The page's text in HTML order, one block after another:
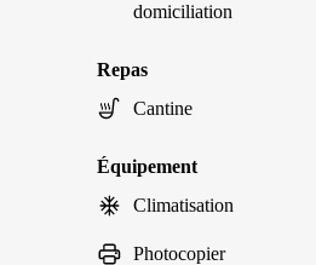
domiciliation
Repas
Cantine
Équipement
Climatisation
Photocopier